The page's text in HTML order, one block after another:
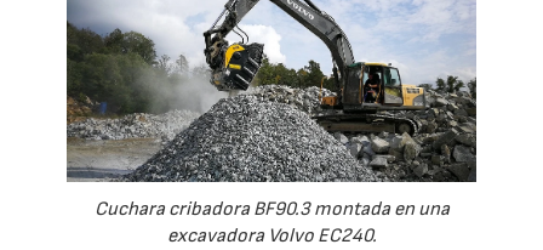
Cuchara cribadora BF90.3 montada en una
excavadora Volvo EC240.